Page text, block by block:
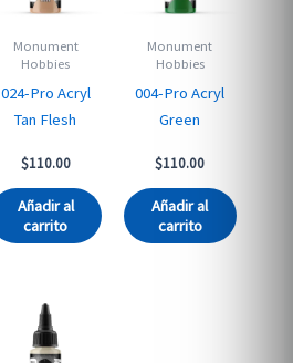
Monument
Hobbies
024-Pro Acryl
Tan Flesh
$110.00
Añadir al
carrito
Monument
Hobbies
004-Pro Acryl
Green
$110.00
Añadir al
carrito